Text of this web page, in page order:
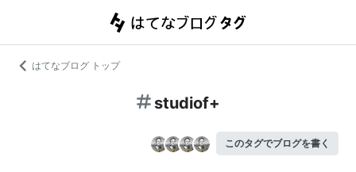
はてなブログ トップ
studiof+
このタグでブログを書く